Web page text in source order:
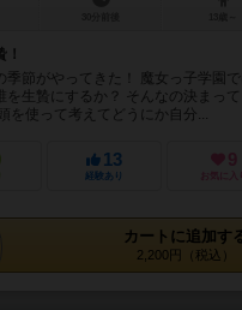
季節がやってきた！ 魔女っ子学園
を生贄にするか？ そんなの決まっ
を使って考えてどうにか自分...
13
経験あり
9
お気に入り
カートに追加す
2,200円（税込）